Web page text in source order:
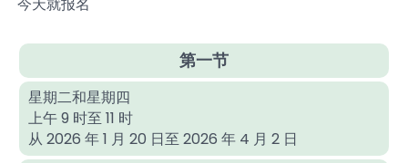
第一节
星期二和星期四
上午 9 时至 11 时
从 2026 年 1 月 20 日至 2026 年 4 月 2 日